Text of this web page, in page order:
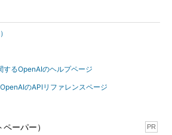
るOpenAIのヘルプページ
のAPIリファレンスページ
ーパー） PR